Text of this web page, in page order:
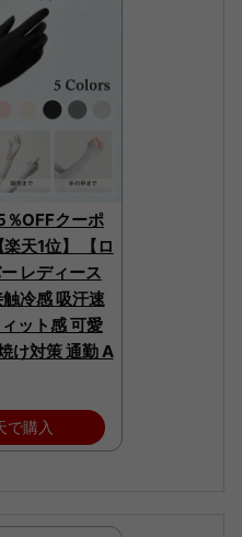
％OFFクーポ
天1位】 【ロ
レディース
冷感 吸汗速
ット感 可愛
け対策 通勤 A
で購入